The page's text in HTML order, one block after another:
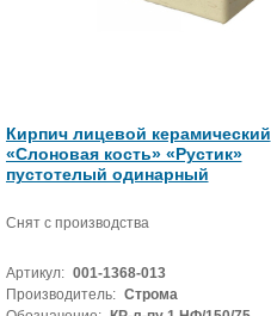
Кирпич лицевой керамический
«Слоновая кость» «Рустик»
пустотелый одинарный
Снят с производства
Артикул: 001-1368-013
Производитель: Строма